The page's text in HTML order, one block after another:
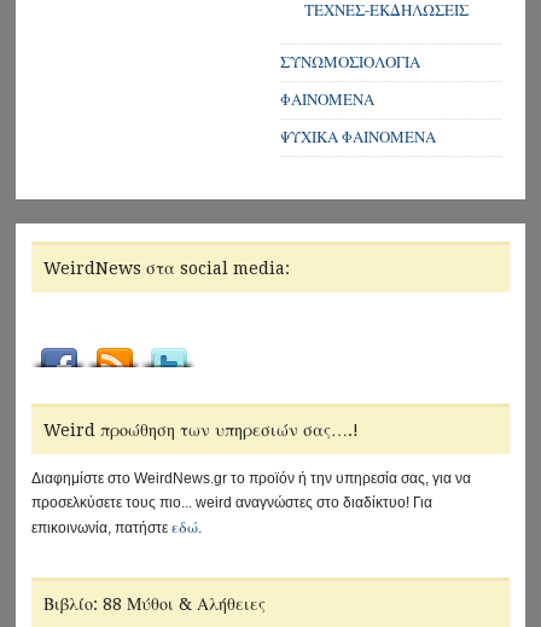
ΤΕΧΝΕΣ-ΕΚΔΗΛΩΣΕΙΣ
ΣΥΝΩΜΟΣΙΟΛΟΓΙΑ
ΦΑΙΝΟΜΕΝΑ
ΨΥΧΙΚΑ ΦΑΙΝΟΜΕΝΑ
WeirdNews στα social media:
Weird προώθηση των υπηρεσιών σας….!
Διαφημίστε στο WeirdNews.gr το προϊόν ή την υπηρεσία σας, για να
προσελκύσετε τους πιο... weird αναγνώστες στο διαδίκτυο! Για
επικοινωνία, πατήστεεδώ.
Βιβλίο: 88 Μύθοι & Αλήθειες